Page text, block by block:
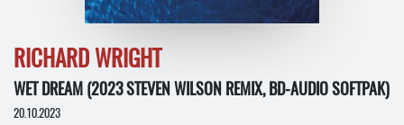
RICHARD WRIGHT
WET DREAM (2023 STEVEN WILSON REMIX, BD-AUDIO SOFTPAK)
20.10.2023